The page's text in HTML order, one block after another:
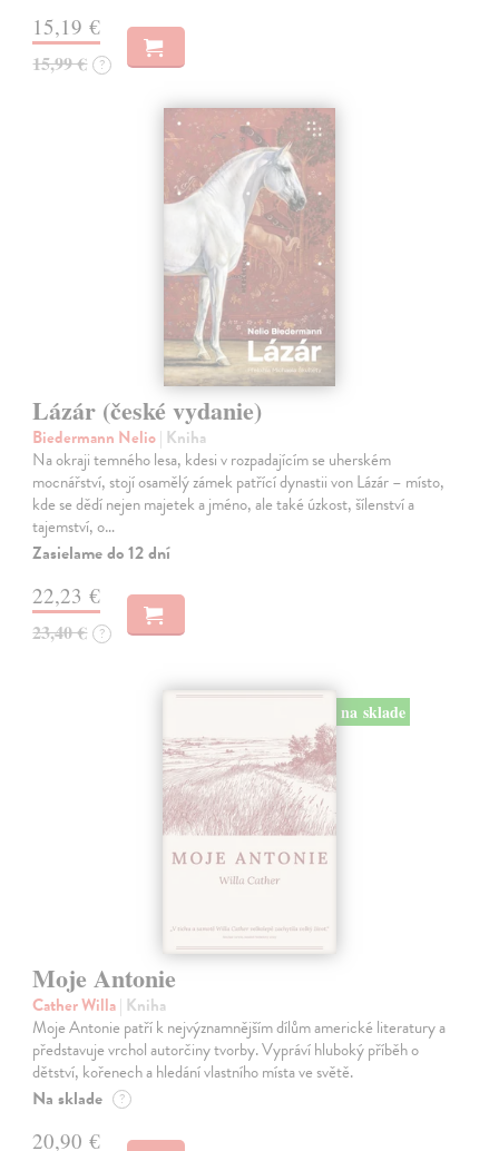
15,19 €
15,99 € ?
Lázár (české vydanie)
Biedermann Nelio| Kniha
Na okraji temného lesa, kdesi v rozpadajícím se uherském
mocnářství, stojí osamělý zámek patřící dynastii von Lázár – místo,
kde se dědí nejen majetek a jméno, ale také úzkost, šílenství a
tajemství, o…
Zasielame do 12 dní
22,23 €
23,40 € ?
na sklade
Moje Antonie
Cather Willa| Kniha
Moje Antonie patří k nejvýznamnějším dílům americké literatury a
představuje vrchol autorčiny tvorby. Vypráví hluboký příběh o
dětství, kořenech a hledání vlastního místa ve světě.
Na sklade ?
20,90 €